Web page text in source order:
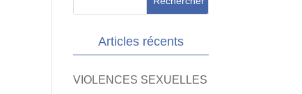
Articles récents
VIOLENCES SEXUELLES